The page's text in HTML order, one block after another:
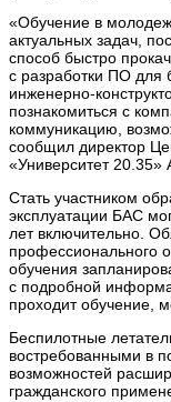
«Обучение в
актуальных задач,
способ быстро
с разработки ПО для
инженерно-
познакомиться с
коммуникацию,
сообщил директор
«Университет 20.35»
Стать участником
эксплуатации БАС
лет включительно.
профессионального
обучения
с подробной
проходит обучение,
Беспилотные
востребованными в
возможностей
гражданского